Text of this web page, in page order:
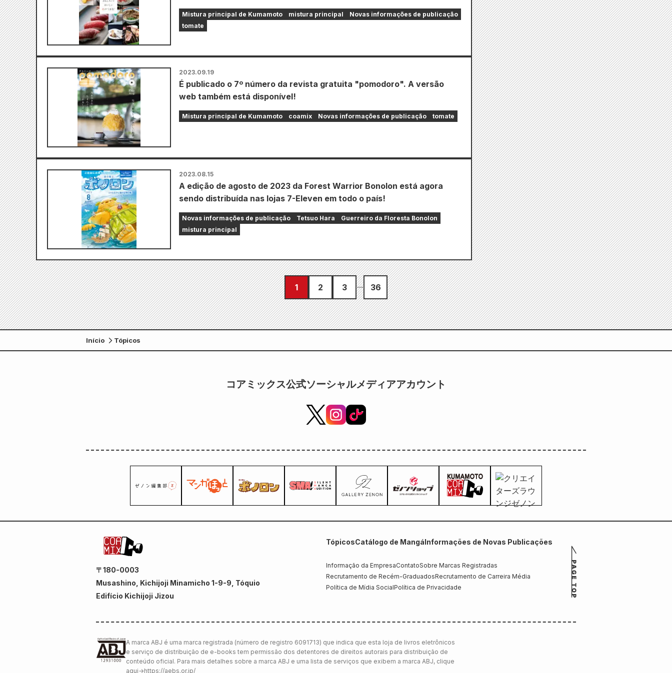
Mistura principal de Kumamoto mistura principal
Novas informações de publicação
tomate
2023.09.19
É publicado o 7º número da revista gratuita "pomodoro". A versão
web também está disponível!
Mistura principal de Kumamoto coamix Novas informações de publicação tomate
2023.08.15
A edição de agosto de 2023 da Forest Warrior Bonolon está agora
sendo distribuída nas lojas 7-Eleven em todo o país!
Novas informações de publicação Tetsuo Hara
Guerreiro da Floresta Bonolon
mistura principal
1 2 3 36
Início Tópicos
コアミックス公式ソーシャルメディアアカウント
〒180-0003
Musashino, Kichijoji Minamicho 1-9-9, Tóquio
Edifício Kichijoji Jizou
TópicosCatálogo de MangáInformações de Novas Publicações
Informação da EmpresaContatoSobre Marcas Registradas
Recrutamento de Recém-GraduadosRecrutamento de Carreira Média
Política de Mídia SocialPolítica de Privacidade
A marca ABJ é uma marca registrada (número de registro 6091713) que indica que esta loja de livros eletrônicos
e serviço de distribuição de e-books tem permissão dos detentores de direitos autorais para distribuição de
conteúdo oficial. Para mais detalhes sobre a marca ABJ e uma lista de serviços que exibem a marca ABJ, clique
aqui→https://aebs.or.jp/